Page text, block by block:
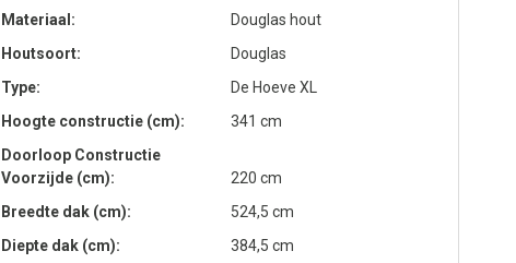
Materiaal
Douglas hout
Houtsoort
Douglas
Type
De Hoeve XL
Hoogte constructie (cm)
341 cm
Doorloop Constructie
Voorzijde (cm)
220 cm
Breedte dak (cm)
524,5 cm
Diepte dak (cm)
384,5 cm